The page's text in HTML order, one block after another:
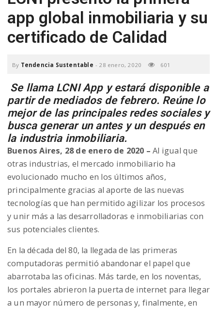
v
i
g
a
i
o
app global inmobiliaria y su
certificado de Calidad
By Tendencia Sustentable - 28 enero, 2020 601
Se llama LCNI App y estará disponible a
partir de mediados de febrero. Reúne lo
mejor de las principales redes sociales y
busca generar un antes y un después en
la industria inmobiliaria.
Buenos Aires, 28 de enero de 2020 –Al igual que
otras industrias, el mercado inmobiliario ha
evolucionado mucho en los últimos años,
principalmente gracias al aporte de las nuevas
tecnologías que han permitido agilizar los procesos
y unir más a las desarrolladoras e inmobiliarias con
sus potenciales clientes.
En la década del 80, la llegada de las primeras
computadoras permitió abandonar el papel que
abarrotaba las oficinas. Más tarde, en los noventas,
los portales abrieron la puerta de internet para llegar
a un mayor número de personas y, finalmente, en